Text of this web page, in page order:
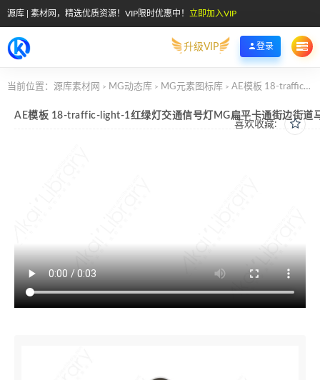
源库 | 素材网，精选优质资源！VIP限时优惠中！ 立即加入VIP
升级VIP 登录
当前位置： 源库素材网 > MG动态库 > MG元素图标库 > AE模板 18-traffic-light-1红绿灯交通信号灯MG扁平卡通街边街道马路公园元素图标
喜欢收藏:
AE模板 18-traffic-light-1红绿灯交通信号灯MG扁平卡通街边街道